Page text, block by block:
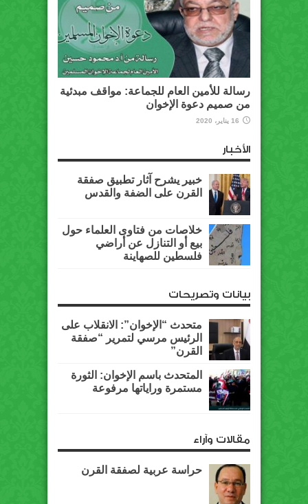
رسالة للأمين العام للجماعة: مواقف مبدئية
من صميم دعوة الإخوان
16 يناير، 2020
الأخبار
خبير يشرح آثار تطبيق صفقة
القرن على الضفة والقدس
خلاصات من فتاوى العلماء حول
بيع أو التنازل عن أراضي
فلسطين للصهاينة
بيانات وتصريحات
متحدث “الإخوان”: الانقلاب على
الرئيس مرسي لتمرير “صفقة
القرن”
المتحدث باسم الإخوان: الثورة
مستمرة وراياتها مرفوعة
مقالات وآراء
حراسة عربية لصفقة القرن